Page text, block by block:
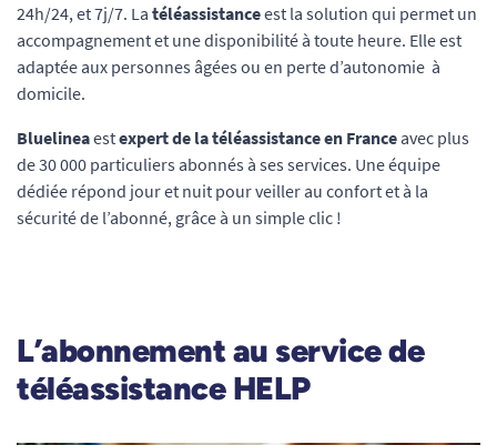
24h/24, et 7j/7. La téléassistanceest la solution qui permet un
accompagnement et une disponibilité à toute heure. Elle est
adaptée aux personnes âgées ou en perte d’autonomie à
domicile.
Bluelineaestexpert de la téléassistance en France avec plus
de 30 000 particuliers abonnés à ses services. Une équipe
dédiée répond jour et nuit pour veiller au confort et à la
sécurité de l’abonné, grâce à un simple clic !
L’abonnement au service de
téléassistance HELP